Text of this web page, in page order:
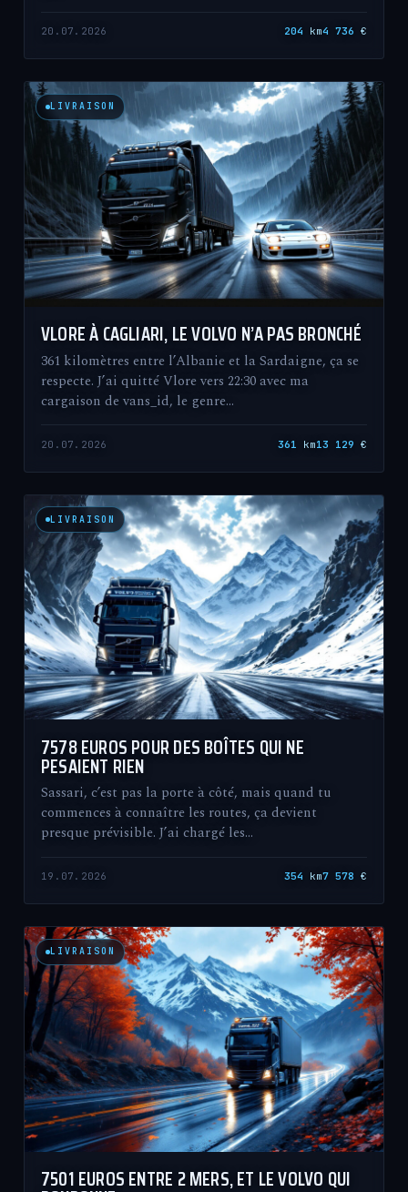
20.07.2026 204 km4 736 €
LIVRAISON
VLORE À CAGLIARI, LE VOLVO N’A PAS BRONCHÉ
361 kilomètres entre l’Albanie et la Sardaigne, ça se
respecte. J’ai quitté Vlore vers 22:30 avec ma
cargaison de vans_id, le genre…
20.07.2026 361 km13 129 €
LIVRAISON
7578 EUROS POUR DES BOÎTES QUI NE
PESAIENT RIEN
Sassari, c’est pas la porte à côté, mais quand tu
commences à connaître les routes, ça devient
presque prévisible. J’ai chargé les…
19.07.2026 354 km7 578 €
LIVRAISON
7501 EUROS ENTRE 2 MERS, ET LE VOLVO QUI